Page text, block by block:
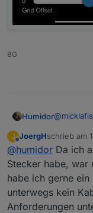
BG
Humidor@
die der
ohne
der go-
jedes
das habe
bei der
da bei
genau
der
im VIS
J
Offline
JoergHschrieb am
zuletzt
@humidor Da ich
Stecker habe, war
habe ich gerne
unterwegs kein
Anforderungen